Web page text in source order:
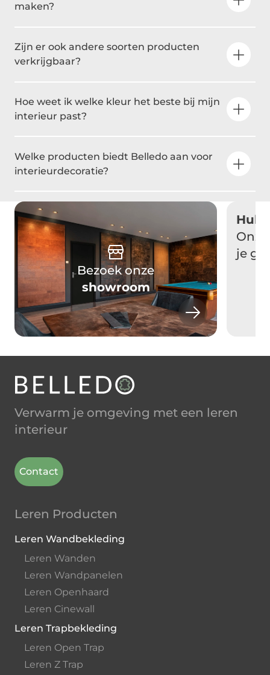
maken?
Zijn er ook andere soorten producten
verkrijgbaar?
Hoe weet ik welke kleur het beste bij mijn
interieur past?
Welke producten biedt Belledo aan voor
interieurdecoratie?
Bezoek onze
showroom
Hulp
je
Verwarm je omgeving met een leren
interieur
Contact
Leren Producten
Leren Wandbekleding
Leren Wanden
Leren Wandpanelen
Leren Openhaard
Leren Cinewall
Leren Trapbekleding
Leren Open Trap
Leren Z Trap